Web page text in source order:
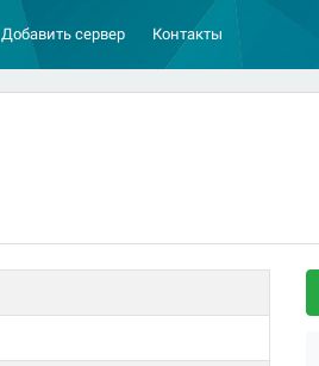
Добавить сервер Контакты